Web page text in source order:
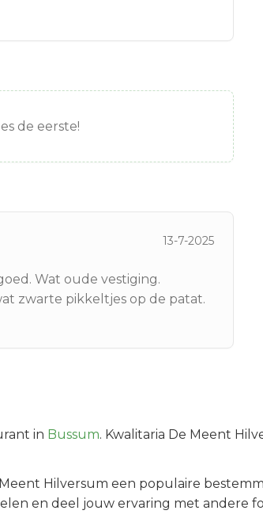
de eerste!
13-7-2025
Wat oude vestiging.
zwarte pikkeltjes op de patat.
in Bussum. Kwalitaria De Meent
Hilversum een populaire
en deel jouw ervaring met andere